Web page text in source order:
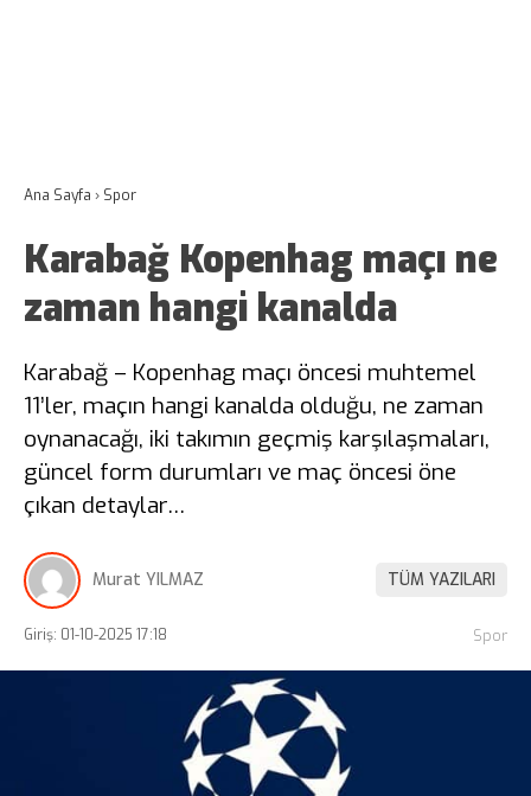
Ana Sayfa › Spor
Karabağ Kopenhag maçı ne
zaman hangi kanalda
Karabağ – Kopenhag maçı öncesi muhtemel
11’ler, maçın hangi kanalda olduğu, ne zaman
oynanacağı, iki takımın geçmiş karşılaşmaları,
güncel form durumları ve maç öncesi öne
çıkan detaylar…
Murat YILMAZ TÜM YAZILARI
Giriş: 01-10-2025 17:18 Spor